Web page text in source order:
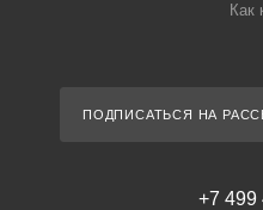
Как
ПОДПИСАТЬСЯ НА
+7 499